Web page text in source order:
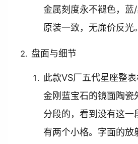
金属刻度永不褪色，蓝
原装一致，无廉价反光。
盘面与细节
此款VS厂五代星座整
金刚蓝宝石的镜面陶瓷
分段的，看到没有这一
有两个小格。字面的放